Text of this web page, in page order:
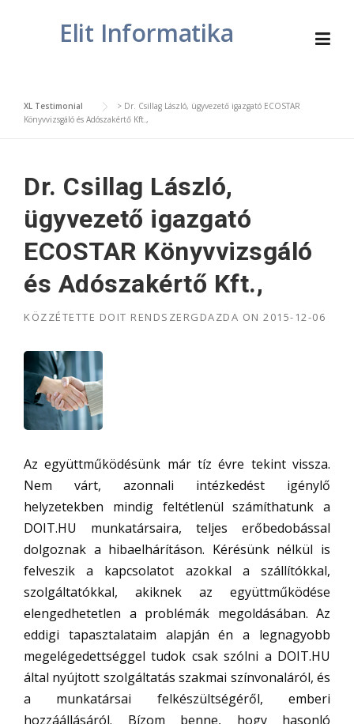
Elit Informatika
XL Testimonial > Dr. Csillag László, ügyvezető igazgató ECOSTAR
Könyvvizsgáló és Adószakértő Kft.,
Dr. Csillag László,
ügyvezető igazgató
ECOSTAR Könyvvizsgáló
és Adószakértő Kft.,
KÖZZÉTETTE DOIT RENDSZERGDAZDA ON 2015-12-06
Az együttműködésünk már tíz évre tekint vissza.
Nem várt, azonnali intézkedést igénylő
helyzetekben mindig feltétlenül számíthatunk a
DOIT.HU munkatársaira, teljes erőbedobással
dolgoznak a hibaelhárításon. Kérésünk nélkül is
felveszik a kapcsolatot azokkal a szállítókkal,
szolgáltatókkal, akiknek az együttműködése
elengedhetetlen a problémák megoldásában. Az
eddigi tapasztalataim alapján én a legnagyobb
megelégedettséggel tudok csak szólni a DOIT.HU
által nyújtott szolgáltatás szakmai színvonaláról, és
a munkatársai felkészültségéről, emberi
hozzáállásáról. Bízom benne, hogy hasonló